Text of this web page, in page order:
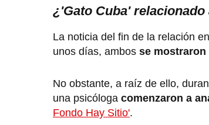
¿'Gato Cuba'
La noticia del fin de la relación
unos días, ambos se
No obstante, a raíz de ello,
una psicóloga comenzaron a
Fondo Hay Sitio'.